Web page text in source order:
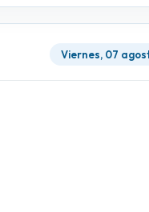
Viernes, 07